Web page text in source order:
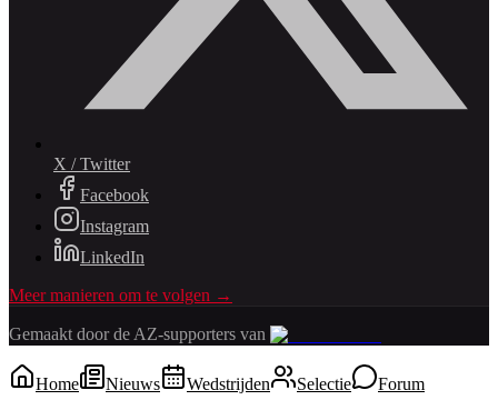
X / Twitter
Facebook
Instagram
LinkedIn
Meer manieren om te volgen →
Gemaakt door de AZ-supporters van
Home Nieuws Wedstrijden Selectie Forum